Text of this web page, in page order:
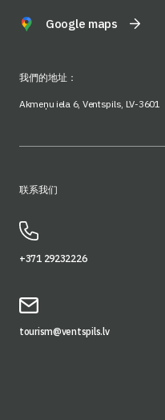
Google maps
我們的地址：
Akmeņu iela 6, Ventspils, LV-3601
联系我们
+371 29232226
tourism@ventspils.lv